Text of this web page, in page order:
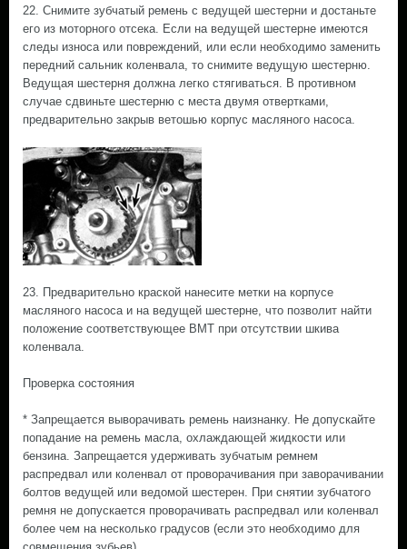
22. Снимите зубчатый ремень с ведущей шестерни и достаньте
его из моторного отсека. Если на ведущей шестерне имеются
следы износа или повреждений, или если необходимо заменить
передний сальник коленвала, то снимите ведущую шестерню.
Ведущая шестерня должна легко стягиваться. В противном
случае сдвиньте шестерню с места двумя отвертками,
предварительно закрыв ветошью корпус масляного насоса.
23. Предварительно краской нанесите метки на корпусе
масляного насоса и на ведущей шестерне, что позволит найти
положение соответствующее ВМТ при отсутствии шкива
коленвала.
Проверка состояния
* Запрещается выворачивать ремень наизнанку. Не допускайте
попадание на ремень масла, охлаждающей жидкости или
бензина. Запрещается удерживать зубчатым ремнем
распредвал или коленвал от проворачивания при заворачивании
болтов ведущей или ведомой шестерен. При снятии зубчатого
ремня не допускается проворачивать распредвал или коленвал
более чем на несколько градусов (если это необходимо для